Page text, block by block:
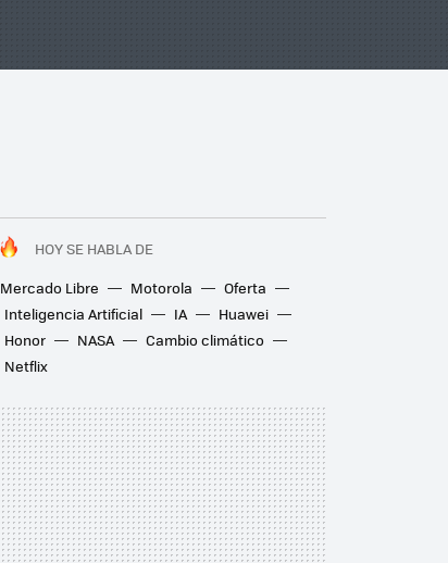
HOY SE HABLA DE
Mercado Libre
Motorola
Oferta
Inteligencia Artificial
IA
Huawei
Honor
NASA
Cambio climático
Netflix